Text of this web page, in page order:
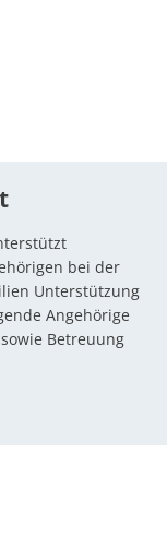
bei der
Unterstützung
Angehörige
Betreuung